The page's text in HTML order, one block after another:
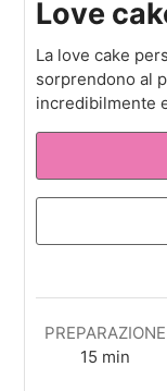
Love
La love cake
sorprendono al
incredibilmente
PREPARAZIONE
15minuti
min